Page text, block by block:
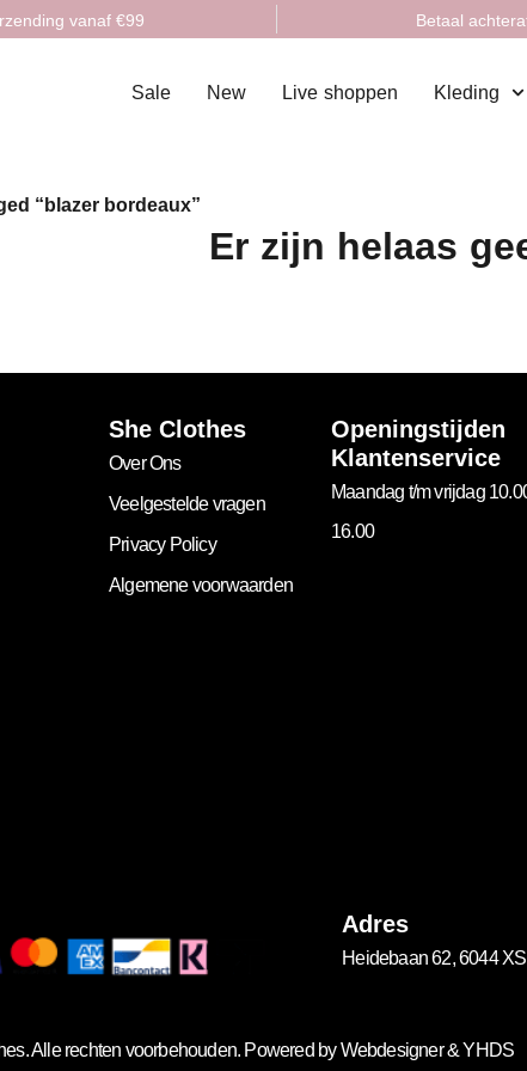
vanaf €99 Betaal
Sale New Live shoppen Kleding
“blazer bordeaux”
Er zijn helaas
She Clothes
Over Ons
Veelgestelde vragen
Privacy Policy
Algemene voorwaarden
Openingstijden
Klantenservice
Maandag t/m vrijdag
16.00
Adres
Heidebaan 62, 6044
. Alle rechten voorbehouden. Powered byWebdesigner&YHDS